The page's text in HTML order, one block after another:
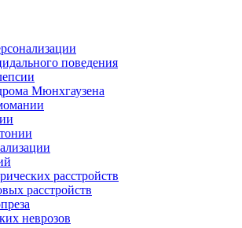
поведения
Мюнхгаузена
расстройств
расстройств
неврозов